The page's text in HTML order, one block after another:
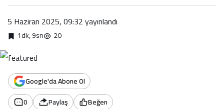
5 Haziran 2025, 09:32yayınlandı
1dk, 9sn 20
Google'da Abone Ol
0
Paylaş Beğen